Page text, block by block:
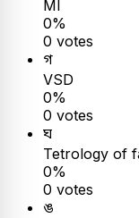
MI
0%
0 votes
গ
VSD
0%
0 votes
ঘ
Tetrology of
0%
0 votes
ঙ